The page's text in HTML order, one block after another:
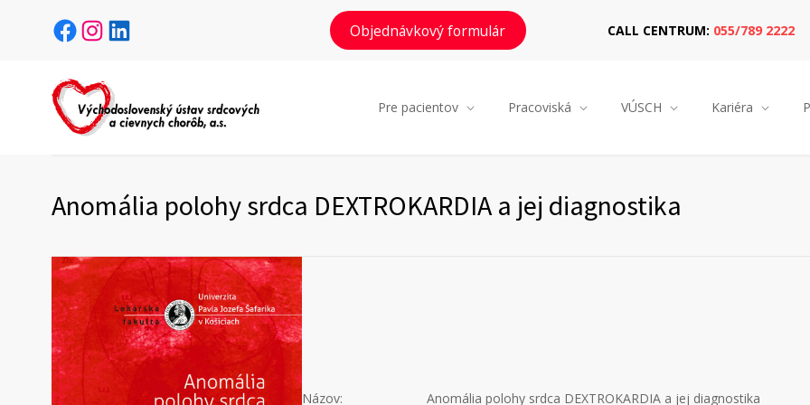
Facebook Instagram LinkedIn Objednávkový formulár CALL CENTRUM: 055/789 2222
Pre pacientov Pracoviská VÚSCH Kariéra
Anomália polohy srdca DEXTROKARDIA a jej diagnostika
Názov:
Anomália polohy srdca DEXTROKARDIA a jej diagnostika